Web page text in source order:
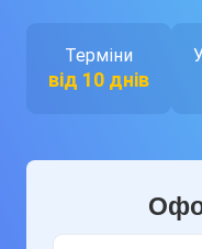
Терміни
від 10 днів